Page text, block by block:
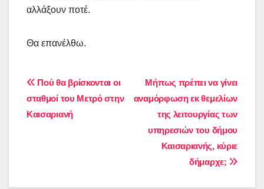
αλλάξουν ποτέ.
Θα επανέλθω.
Πλοήγηση
άρθρων
Μήπως πρέπει να γίνει
αναμόρφωση εκ θεμελίων
της λειτουργίας των
υπηρεσιών του δήμου
Καισαριανής, κύριε
δήμαρχε;
Πού θα βρίσκονται οι
σταθμοί του Μετρό στην
Καισαριανή